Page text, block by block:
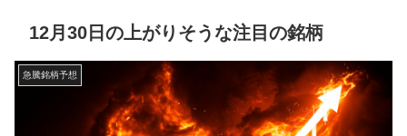
12月30日の上がりそうな注目の銘柄
急騰銘柄予想